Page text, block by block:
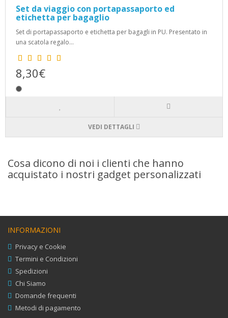
Set da viaggio con portapassaporto ed
etichetta per bagaglio
Set di portapassaporto e etichetta per bagagli in PU. Presentato in
una scatola regalo...
8,30€
VEDI DETTAGLI
Cosa dicono di noi i clienti che hanno
acquistato i nostri gadget personalizzati
INFORMAZIONI
Privacy e Cookie
Termini e Condizioni
Spedizioni
Chi Siamo
Domande frequenti
Metodi di pagamento